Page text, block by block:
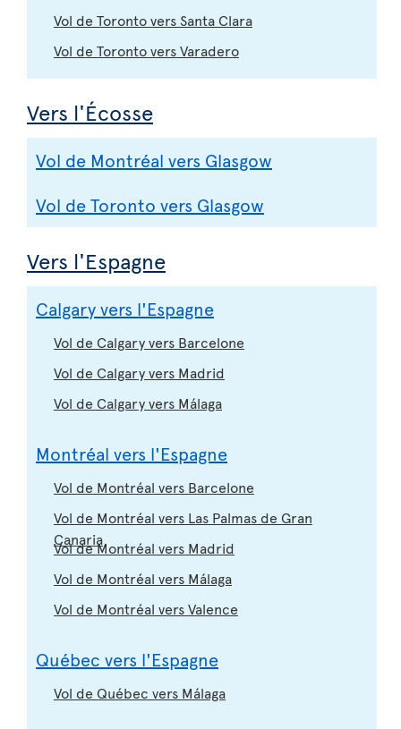
Vol de Toronto vers Santa Clara
Vol de Toronto vers Varadero
Vers l'Écosse
Vol de Montréal vers Glasgow
Vol de Toronto vers Glasgow
Vers l'Espagne
Calgary vers l'Espagne
Vol de Calgary vers Barcelone
Vol de Calgary vers Madrid
Vol de Calgary vers Málaga
Montréal vers l'Espagne
Vol de Montréal vers Barcelone
Vol de Montréal vers Las Palmas de Gran
Canaria
Vol de Montréal vers Madrid
Vol de Montréal vers Málaga
Vol de Montréal vers Valence
Québec vers l'Espagne
Vol de Québec vers Málaga